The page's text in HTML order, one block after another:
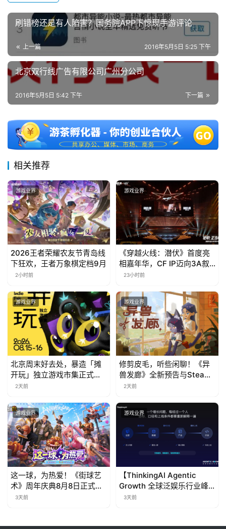
刷错榜还是有人陷害？国务院APP下惊现手游评论
上一篇 2016年5月5日 5:25 下午
北京双行线广告有限公司广州分公司
下一篇
2016年5月5日 5:42 下午
相关推荐
游戏业界
2026王者荣耀农友节青岛线
下狂欢，王者万象棋定档9月
2小时前
游戏业界
《穿越火线：潜伏》首度亮
相嘉年华，CF IP迈向3A叙
事新高度
23小时前
游戏业界
北京周末好去处，暴造「摊
开玩」独立游戏市集正式开
票！
2天前
游戏业界
修剪皮毛，听些闲聊！《异
兽发廊》全新预告与Steam
免费试玩公开
2天前
游戏业界
这一球，为热爱！《街球艺
术》周年庆典8月8日正式上
线，多重福利与全新内容同
3天前
游戏业界
【ThinkingAI Agentic
Growth 全球泛娱乐行业峰
会】Agent 时代，人到底负
3天前